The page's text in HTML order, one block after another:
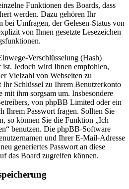
Funktionen des Boards, dass
werden. Dazu gehören Ihr
bei Umfragen, der Gelesen-Status von
von Ihnen gesetzte Lesezeichen
Verschlüsselung (Hash)
ist. Jedoch wird Ihnen empfohlen,
Vielzahl von Webseiten zu
Ihr Schlüssel zu Ihrem Benutzerkonto
mit ihm sorgsam um. Insbesondere
von phpBB Limited oder ein
Ihrem Passwort fragen. Sollten Sie
so können Sie die Funktion „Ich
benutzen. Die phpBB-Software
und Ihrer E-Mail-Adresse
generiertes Passwort an diese
das Board zugreifen können.